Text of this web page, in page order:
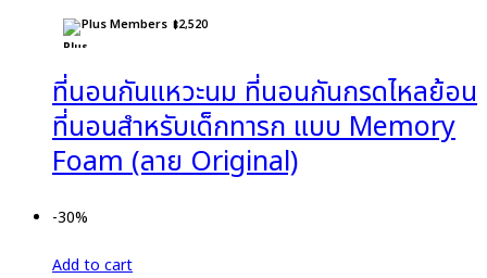
Plus Members ฿2,520
ที่นอนกันแหวะนม ที่นอนกันกรดไหลย้อน
ที่นอนสำหรับเด็กทารก แบบ Memory
Foam (ลาย Original)
-30%
Add to cart